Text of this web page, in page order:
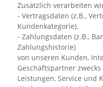
Zusätzlich verarbeiten
- Vertragsdaten (z.B.,
Kundenkategorie).
- Zahlungsdaten (z.B.,
Zahlungshistorie)
von unseren Kunden,
Geschäftspartner
Leistungen, Service und